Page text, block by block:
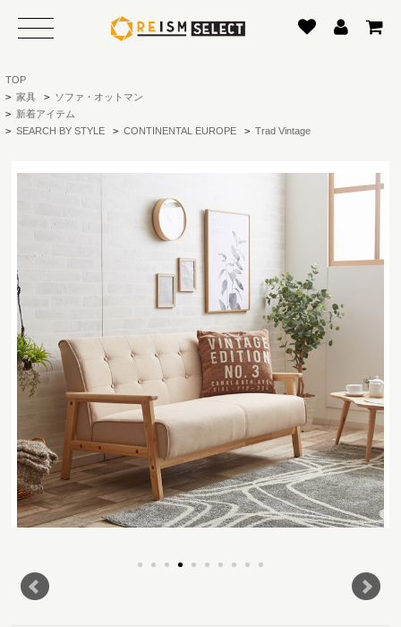
TOP
> 家具 > ソファ・オットマン
> 新着アイテム
> SEARCH BY STYLE > CONTINENTAL EUROPE > Trad Vintage